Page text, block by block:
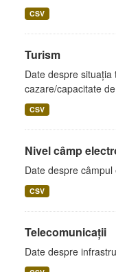
CSV
Turism
Date despre
cazare/capacitate
CSV
Nivel câmp
Date despre
CSV
Telecomunicații
Date despre